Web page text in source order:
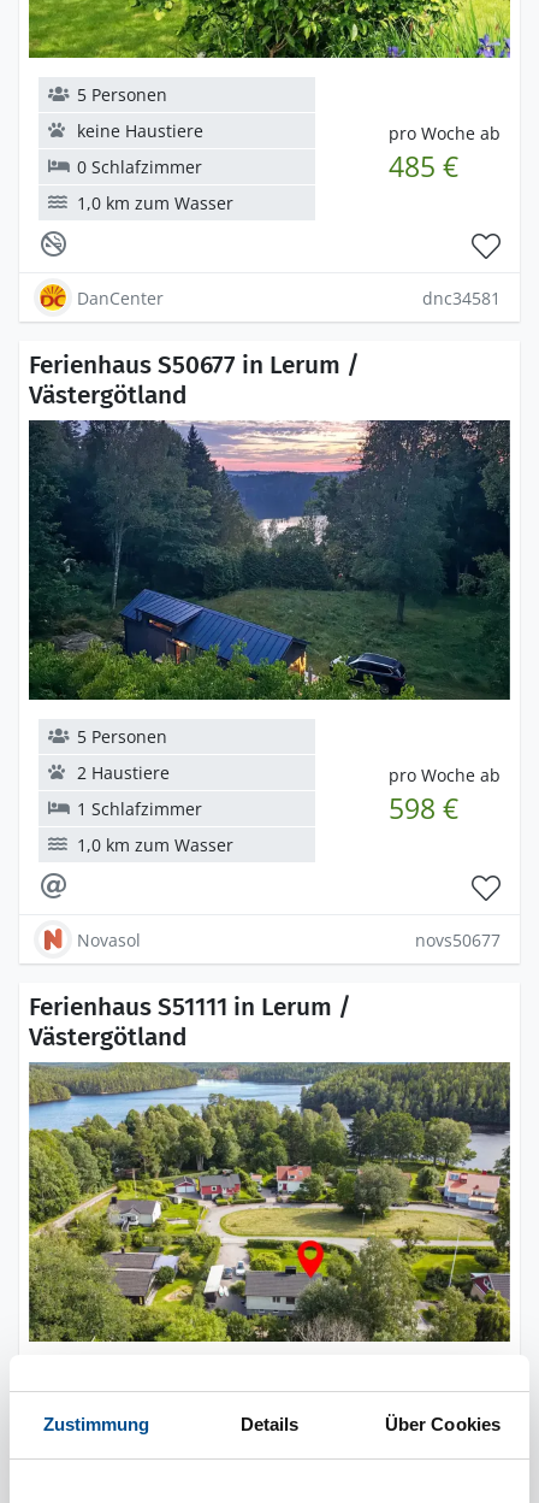
Zustimmung Details Über Cookies
pro Woche ab
485 €
5 Personen
keine Haustiere
0 Schlafzimmer
1,0 km zum Wasser
DanCenter dnc34581
Ferienhaus S50677 in Lerum /
Västergötland
pro Woche ab
598 €
5 Personen
2 Haustiere
1 Schlafzimmer
1,0 km zum Wasser
Novasol novs50677
Ferienhaus S51111 in Lerum /
Västergötland
pro Woche ab
669 €
keine Haustiere